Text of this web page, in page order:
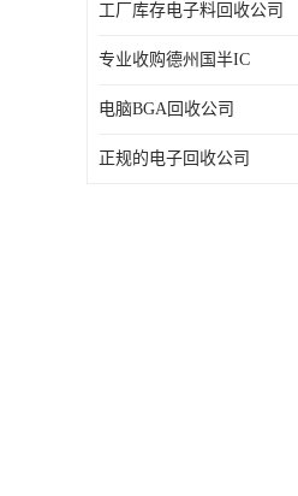
工厂库存电子料回收公司
专业收购德州国半IC
电脑BGA回收公司
正规的电子回收公司